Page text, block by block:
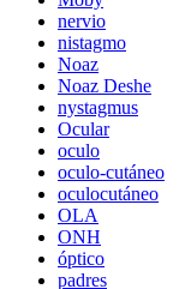
nervio
nistagmo
Noaz
Noaz Deshe
nystagmus
Ocular
oculo
oculo-cutáneo
oculocutáneo
OLA
ONH
óptico
padres